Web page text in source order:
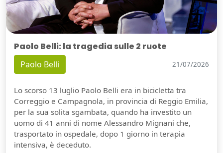
Paolo Belli: la tragedia sulle 2 ruote
Paolo Belli 21/07/2026
Lo scorso 13 luglio Paolo Belli era in bicicletta tra
Correggio e Campagnola, in provincia di Reggio Emilia,
per la sua solita sgambata, quando ha investito un
uomo di 41 anni di nome Alessandro Mignani che,
trasportato in ospedale, dopo 1 giorno in terapia
intensiva, è deceduto.